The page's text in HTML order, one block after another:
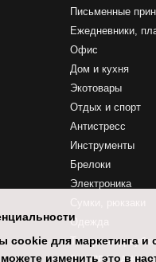
Письменные
Ежедневники,
Офис
Дом и кухня
Экотовары
Отдых и спорт
Антистресс
Инструменты
Брелоки
Электроника
Одежда
Товары под
для маркетинга и
изменить это в